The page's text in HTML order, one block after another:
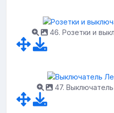
46. Розетки и
47.